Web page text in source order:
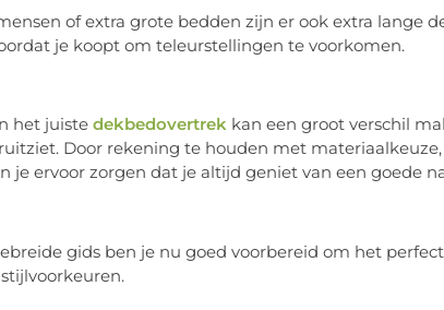
of extra grote bedden zijn er ook extra lange
je koopt om teleurstellingen te voorkomen.
het juiste dekbedovertrek kan een groot verschil
Door rekening te houden met
je ervoor zorgen dat je altijd geniet van een goede
gids ben je nu goed voorbereid om het